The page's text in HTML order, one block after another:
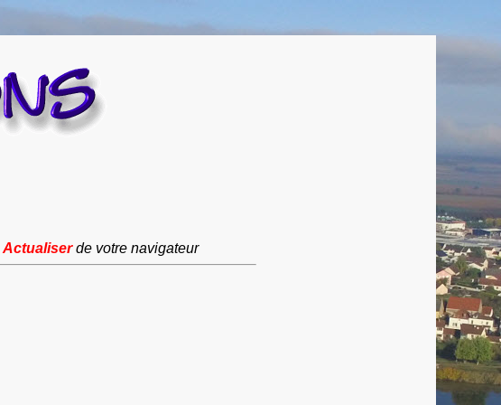
Actualiserde votre navigateur